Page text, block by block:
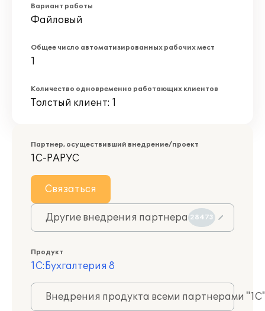
Вариант работы
Файловый
Общее число автоматизированных рабочих мест
1
Количество одновременно работающих клиентов
Толстый клиент: 1
Партнер, осуществивший внедрение/проект
1С-РАРУС
Связаться
Другие внедрения партнера 28473
Продукт
1С:Бухгалтерия 8
Внедрения продукта всеми партнерами